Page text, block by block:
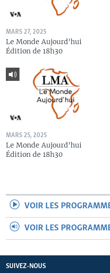
MARS 27, 2025
Le Monde Aujourd'hui
Édition de 18h30
MARS 25, 2025
Le Monde Aujourd'hui
Édition de 18h30
VOIR LES
VOIR LES
SUIVEZ-NOUS